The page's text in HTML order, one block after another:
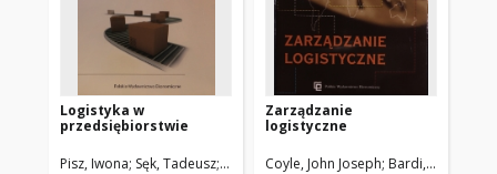
Logistyka w
przedsiębiorstwie
Pisz, Iwona Sęk, Tadeusz Zielecki, Władysław
Zarządzanie
logistyczne
Coyle, John Joseph Bardi, Edward J.